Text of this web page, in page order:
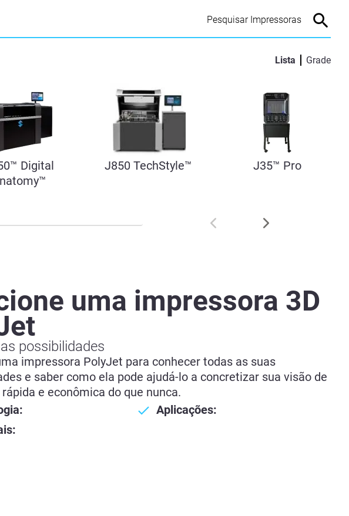
Lista Grade
Digital
J850 TechStyle™ J35™ Pro
uma impressora 3D
possibilidades
impressora PolyJet para conhecer todas as suas
e saber como ela pode ajudá-lo a concretizar sua visão de
e econômica do que nunca.
Aplicações: